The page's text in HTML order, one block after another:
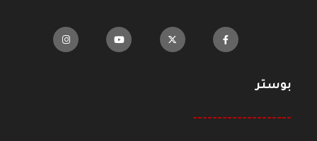
بوستر
--------------------